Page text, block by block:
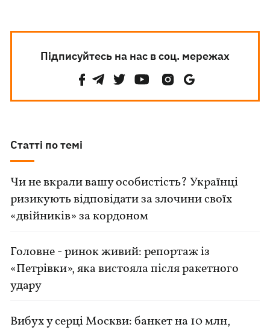
Підписуйтесь на нас в соц. мережах
Статті по темі
Чи не вкрали вашу особистість? Українці
ризикують відповідати за злочини своїх
«двійників» за кордоном
Головне - ринок живий: репортаж із
«Петрівки», яка вистояла після ракетного
удару
Вибух у серці Москви: банкет на 10 млн,